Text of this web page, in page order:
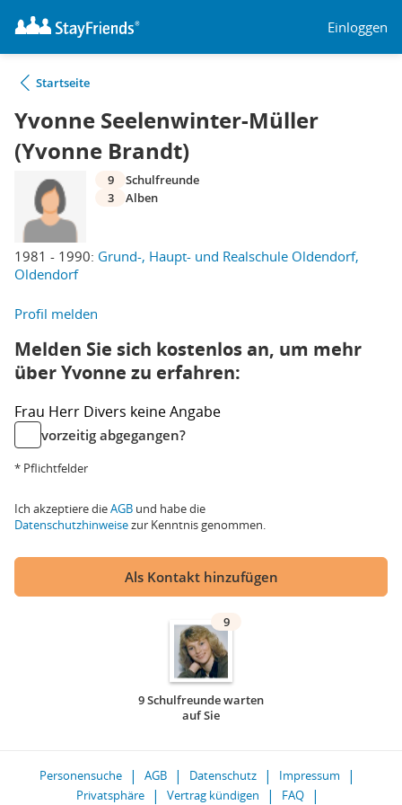
Einloggen
Startseite
Yvonne Seelenwinter-Müller
(Yvonne Brandt)
1981 - 1990: Grund-, Haupt- und Realschule Oldendorf,
Oldendorf
9
Schulfreunde
3
Alben
Profil melden
Melden Sie sich kostenlos an, um mehr
über Yvonne zu erfahren:
Frau Herr Divers keine Angabe
vorzeitig abgegangen?
* Pflichtfelder
Ich akzeptiere dieAGB und habe die
Datenschutzhinweisezur Kenntnis genommen.
Als Kontakt hinzufügen
9
9 Schulfreunde warten
auf Sie
Personensuche AGB Datenschutz
Impressum
Privatsphäre
Vertrag kündigen FAQ